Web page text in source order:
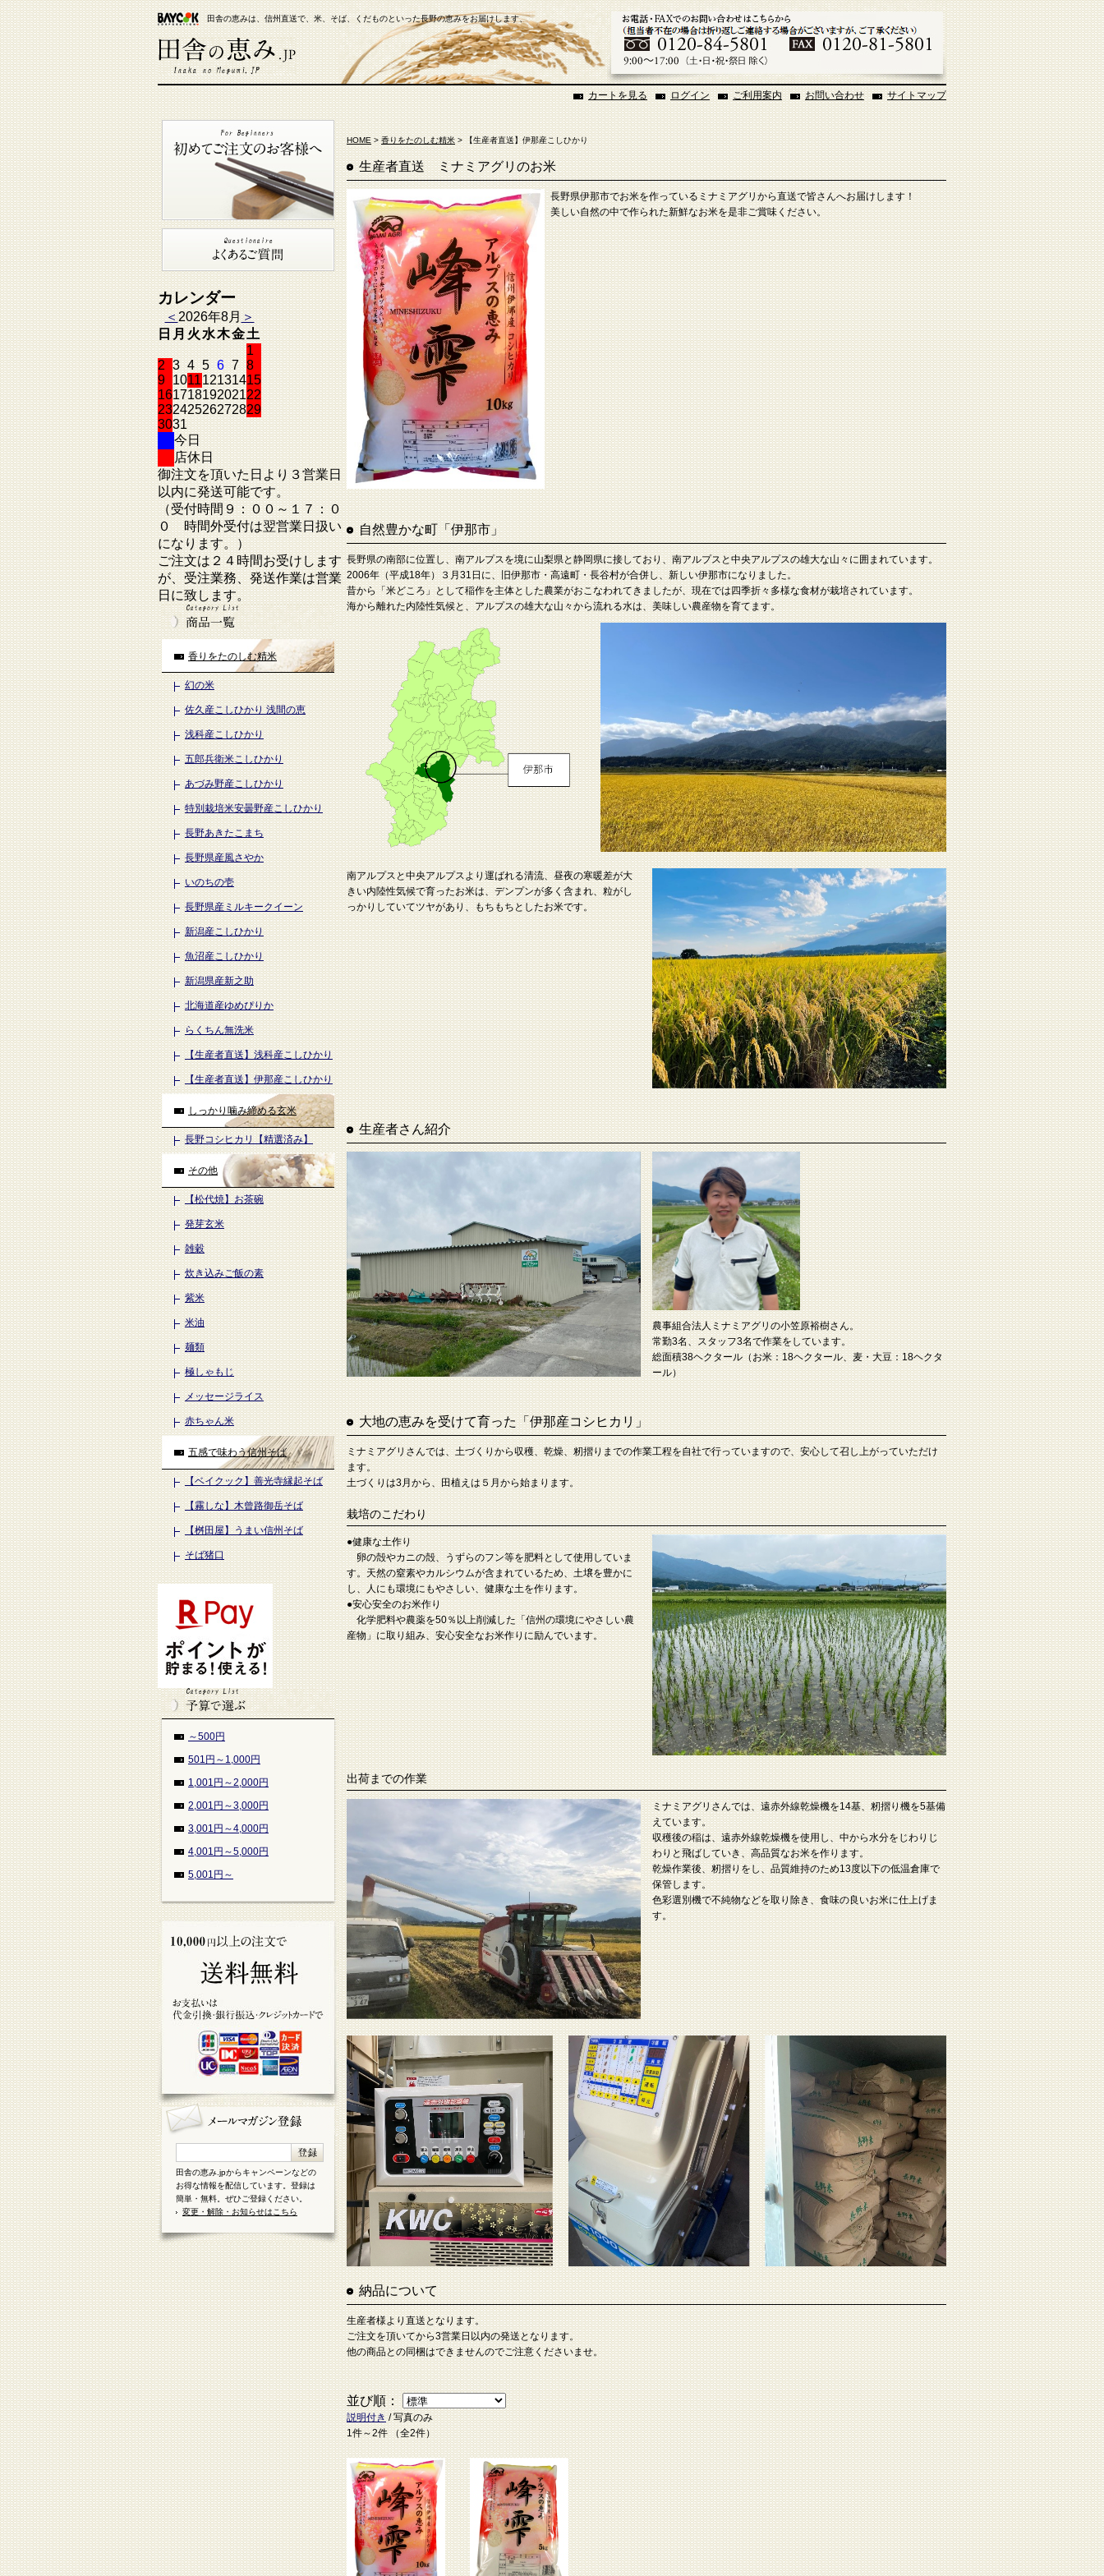
田舎の恵みは、信州直送で、米、そば、くだものといった長野の恵みをお届けします、
【米通販】田舎の恵み.JP
サイトマップ
お問い合わせ
ご利用案内
ログイン
カートを見る
カレンダー
＜2026年8月＞
日月火水木金土
1
2 3 4 5 6 7 8
9 101112131415
16171819202122
23242526272829
3031
今日
店休日
御注文を頂いた日より３営業日
以内に発送可能です。
（受付時間９：００～１７：０
０ 時間外受付は翌営業日扱い
になります。）
ご注文は２４時間お受けします
が、受注業務、発送作業は営業
日に致します。
香りをたのしむ精米
幻の米
佐久産こしひかり 浅間の恵
浅科産こしひかり
五郎兵衛米こしひかり
あづみ野産こしひかり
特別栽培米安曇野産こしひかり
長野あきたこまち
長野県産風さやか
いのちの壱
長野県産ミルキークイーン
新潟産こしひかり
魚沼産こしひかり
新潟県産新之助
北海道産ゆめぴりか
らくちん無洗米
【生産者直送】浅科産こしひかり
【生産者直送】伊那産こしひかり
しっかり噛み締める玄米
長野コシヒカリ【精選済み】
その他
【松代焼】お茶碗
発芽玄米
雑穀
炊き込みご飯の素
紫米
米油
麺類
極しゃもじ
メッセージライス
赤ちゃん米
五感で味わう信州そば
【ベイクック】善光寺縁起そば
【霧しな】木曾路御岳そば
【桝田屋】うまい信州そば
そば猪口
～500円
501円～1,000円
1,001円～2,000円
2,001円～3,000円
3,001円～4,000円
4,001円～5,000円
5,001円～
田舎の恵み.jpからキャンペーンなどの
お得な情報を配信しています。登録は
簡単・無料。ぜひご登録ください。
変更・解除・お知らせはこちら
HOME>香りをたのしむ精米> 【生産者直送】伊那産こしひかり
生産者直送 ミナミアグリのお米
長野県伊那市でお米を作っているミナミアグリから直送で皆さんへお届けします！
美しい自然の中で作られた新鮮なお米を是非ご賞味ください。
自然豊かな町「伊那市」
長野県の南部に位置し、南アルプスを境に山梨県と静岡県に接しており、南アルプスと中央アルプスの雄大な山々に囲まれています。
2006年（平成18年）３月31日に、旧伊那市・高遠町・長谷村が合併し、新しい伊那市になりました。
昔から「米どころ」として稲作を主体とした農業がおこなわれてきましたが、現在では四季折々多様な食材が栽培されています。
海から離れた内陸性気候と、アルプスの雄大な山々から流れる水は、美味しい農産物を育てます。
南アルプスと中央アルプスより運ばれる清流、昼夜の寒暖差が大
きい内陸性気候で育ったお米は、デンプンが多く含まれ、粒がし
っかりしていてツヤがあり、もちもちとしたお米です。
生産者さん紹介
農事組合法人ミナミアグリの小笠原裕樹さん。
常勤3名、スタッフ3名で作業をしています。
総面積38ヘクタール（お米：18ヘクタール、麦・大豆：18ヘクタ
ール）
大地の恵みを受けて育った「伊那産コシヒカリ」
ミナミアグリさんでは、土づくりから収穫、乾燥、籾摺りまでの作業工程を自社で行っていますので、安心して召し上がっていただけ
ます。
土づくりは3月から、田植えは５月から始まります。
栽培のこだわり
●健康な土作り
卵の殻やカニの殻、うずらのフン等を肥料として使用していま
す。天然の窒素やカルシウムが含まれているため、土壌を豊かに
し、人にも環境にもやさしい、健康な土を作ります。
●安心安全のお米作り
化学肥料や農薬を50％以上削減した「信州の環境にやさしい農
産物」に取り組み、安心安全なお米作りに励んでいます。
出荷までの作業
ミナミアグリさんでは、遠赤外線乾燥機を14基、籾摺り機を5基備
えています。
収穫後の稲は、遠赤外線乾燥機を使用し、中から水分をじわりじ
わりと飛ばしていき、高品質なお米を作ります。
乾燥作業後、籾摺りをし、品質維持のため13度以下の低温倉庫で
保管します。
色彩選別機で不純物などを取り除き、食味の良いお米に仕上げま
す。
納品について
生産者様より直送となります。
ご注文を頂いてから3営業日以内の発送となります。
他の商品との同梱はできませんのでご注意くださいませ。
並び順：
説明付き/ 写真のみ
1件～2件 （全2件）